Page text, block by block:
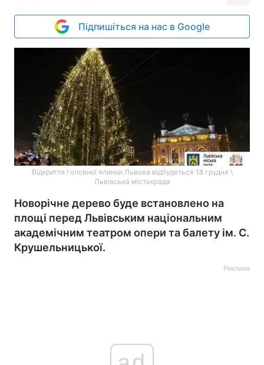
Підпишіться на нас в Google
Відкриття головної ялинки Львова відбудеться 18 грудня \
Львівська містькрада
Новорічне дерево буде встановлено на
площі перед Львівським національним
академічним театром опери та балету ім. С.
Крушельницької.
Реклама